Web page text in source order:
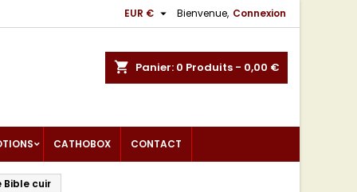
Bienvenue, Connexion
EUR € 
shopping_cart Panier: 0 Produits - 0,00 €
CATHOBOX CONTACT
Bible cuir